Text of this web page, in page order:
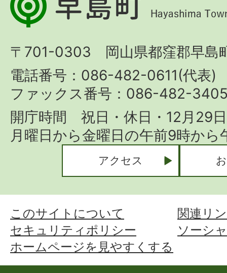
島
Hayashima
Town
〒701-0303 岡山県都窪郡早島
電話番号：086-482-0611(代表)
ファックス番号：086-482-
開庁時間 祝日・休日・12月29
月曜日から金曜日の午前9時か
アクセス
このサイトについて
関連リ
セキュリティポリシー
ソーシ
ホームページを見やすくする